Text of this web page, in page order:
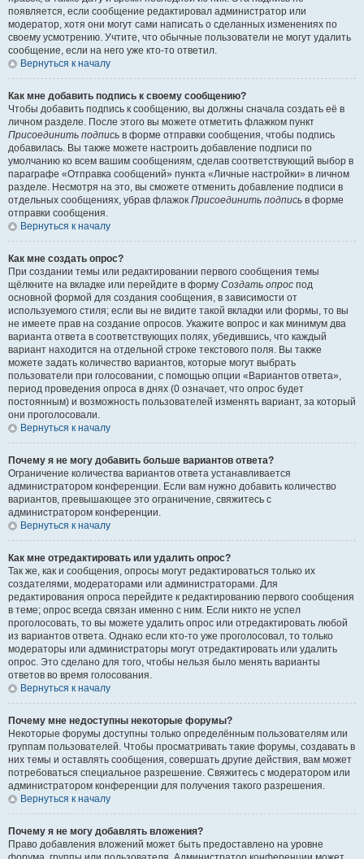
появляется, если сообщение редактировал администратор или
модератор, хотя они могут сами написать о сделанных изменениях по
своему усмотрению. Учтите, что обычные пользователи не могут удалить
сообщение, если на него уже кто-то ответил.
Вернуться к началу
Как мне добавить подпись к своему сообщению?
Чтобы добавить подпись к сообщению, вы должны сначала создать её в
личном разделе. После этого вы можете отметить флажком пункт
Присоединить подпись в форме отправки сообщения, чтобы подпись
добавилась. Вы также можете настроить добавление подписи по
умолчанию ко всем вашим сообщениям, сделав соответствующий выбор в
параграфе «Отправка сообщений» пункта «Личные настройки» в личном
разделе. Несмотря на это, вы сможете отменить добавление подписи в
отдельных сообщениях, убрав флажок Присоединить подпись в форме
отправки сообщения.
Вернуться к началу
Как мне создать опрос?
При создании темы или редактировании первого сообщения темы
щёлкните на вкладке или перейдите в форму Создать опрос под
основной формой для создания сообщения, в зависимости от
используемого стиля; если вы не видите такой вкладки или формы, то вы
не имеете прав на создание опросов. Укажите вопрос и как минимум два
варианта ответа в соответствующих полях, убедившись, что каждый
вариант находится на отдельной строке текстового поля. Вы также
можете задать количество вариантов, которые могут выбрать
пользователи при голосовании, с помощью опции «Вариантов ответа»,
период проведения опроса в днях (0 означает, что опрос будет
постоянным) и возможность пользователей изменять вариант, за который
они проголосовали.
Вернуться к началу
Почему я не могу добавить больше вариантов ответа?
Ограничение количества вариантов ответа устанавливается
администратором конференции. Если вам нужно добавить количество
вариантов, превышающее это ограничение, свяжитесь с
администратором конференции.
Вернуться к началу
Как мне отредактировать или удалить опрос?
Так же, как и сообщения, опросы могут редактироваться только их
создателями, модераторами или администраторами. Для
редактирования опроса перейдите к редактированию первого сообщения
в теме; опрос всегда связан именно с ним. Если никто не успел
проголосовать, то вы можете удалить опрос или отредактировать любой
из вариантов ответа. Однако если кто-то уже проголосовал, то только
модераторы или администраторы могут отредактировать или удалить
опрос. Это сделано для того, чтобы нельзя было менять варианты
ответов во время голосования.
Вернуться к началу
Почему мне недоступны некоторые форумы?
Некоторые форумы доступны только определённым пользователям или
группам пользователей. Чтобы просматривать такие форумы, создавать в
них темы и оставлять сообщения, совершать другие действия, вам может
потребоваться специальное разрешение. Свяжитесь с модератором или
администратором конференции для получения такого разрешения.
Вернуться к началу
Почему я не могу добавлять вложения?
Право добавления вложений может быть предоставлено на уровне